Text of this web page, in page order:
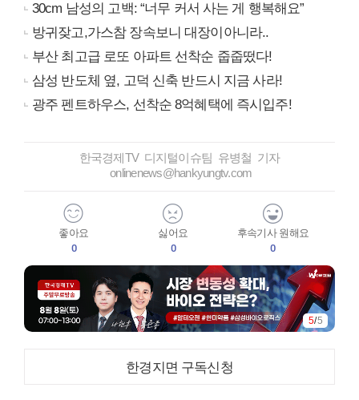
30cm 남성의 고백: “너무 커서 사는 게 행복해요”
방귀잦고,가스참 장속보니 대장이아니라..
부산 최고급 로또 아파트 선착순 줍줍떴다!
삼성 반도체 옆, 고덕 신축 반드시 지금 사라!
광주 펜트하우스, 선착순 8억혜택에 즉시입주!
한국경제TV 디지털이슈팀 유병철 기자
onlinenews@hankyungtv.com
좋아요
0
싫어요
0
후속기사 원해요
0
5/5
한경지면 구독신청